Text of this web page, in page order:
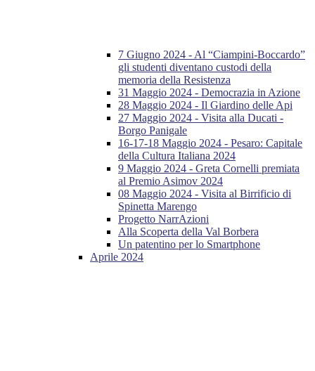
7 Giugno 2024 - Al “Ciampini-Boccardo”
gli studenti diventano custodi della
memoria della Resistenza
31 Maggio 2024 - Democrazia in Azione
28 Maggio 2024 - Il Giardino delle Api
27 Maggio 2024 - Visita alla Ducati -
Borgo Panigale
16-17-18 Maggio 2024 - Pesaro: Capitale
della Cultura Italiana 2024
9 Maggio 2024 - Greta Cornelli premiata
al Premio Asimov 2024
08 Maggio 2024 - Visita al Birrificio di
Spinetta Marengo
Progetto NarrAzioni
Alla Scoperta della Val Borbera
Un patentino per lo Smartphone
Aprile 2024